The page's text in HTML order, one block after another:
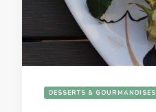
DESSERTS & GOURMANDISES